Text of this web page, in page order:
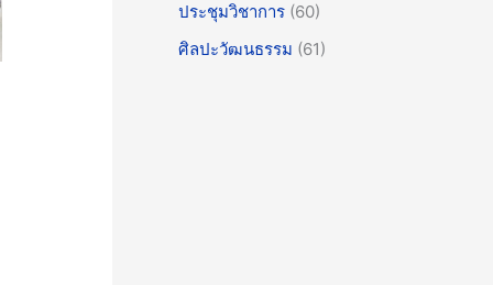
ประชุมวิชาการ (60)
ศิลปะวัฒนธรรม (61)